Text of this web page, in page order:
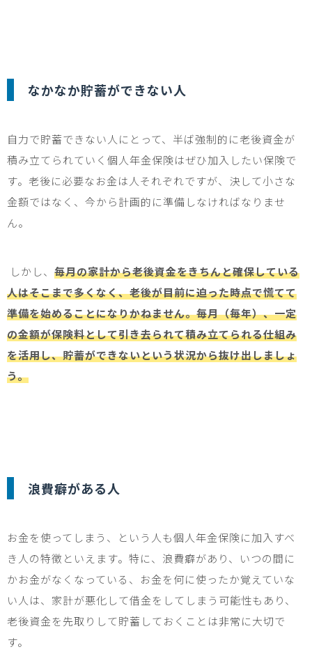
なかなか貯蓄ができない人
自力で貯蓄できない人にとって、半ば強制的に老後資金が
積み立てられていく個人年金保険はぜひ加入したい保険で
す。老後に必要なお金は人それぞれですが、決して小さな
金額ではなく、今から計画的に準備しなければなりませ
ん。
しかし、 毎月の家計から老後資金をきちんと確保している
人はそこまで多くなく、老後が目前に迫った時点で慌てて
準備を始めることになりかねません。毎月（毎年）、一定
の金額が保険料として引き去られて積み立てられる仕組み
を活用し、貯蓄ができないという状況から抜け出しましょ
う。
浪費癖がある人
お金を使ってしまう、という人も個人年金保険に加入すべ
き人の特徴といえます。特に、浪費癖があり、いつの間に
かお金がなくなっている、お金を何に使ったか覚えていな
い人は、家計が悪化して借金をしてしまう可能性もあり、
老後資金を先取りして貯蓄しておくことは非常に大切で
す。